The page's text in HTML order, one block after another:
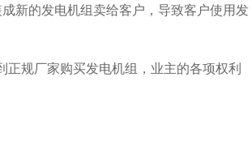
新的发电机组卖给客户，导致客户使用发
规厂家购买发电机组，业主的各项权利